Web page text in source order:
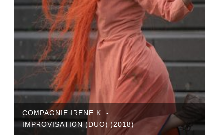
COMPAGNIE IRENE K. -
IMPROVISATION (DUO) (2018)